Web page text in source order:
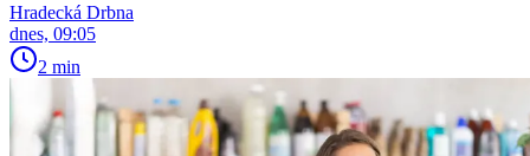
Hradecká Drbna
dnes, 09:05
2 min